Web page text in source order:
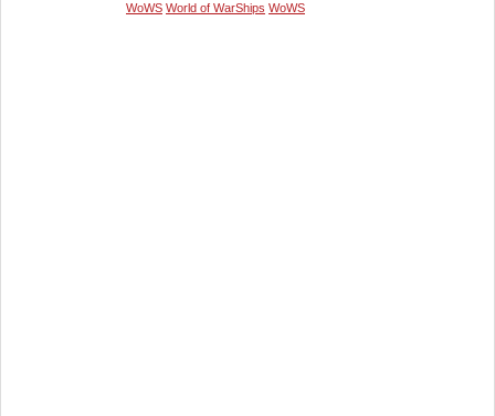
WoWS World of WarShips WoWS